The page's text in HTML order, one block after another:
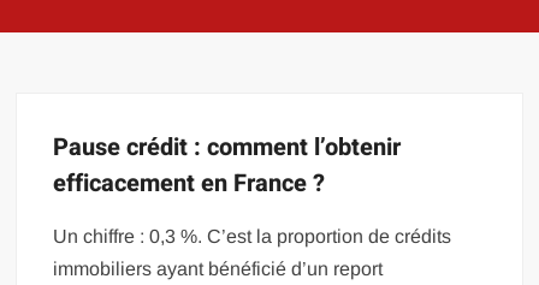
Pause crédit : comment l’obtenir
efficacement en France ?
Un chiffre : 0,3 %. C’est la proportion de crédits
immobiliers ayant bénéficié d’un report